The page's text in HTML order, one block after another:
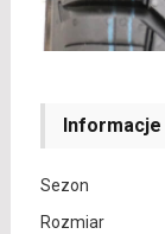
Informacje
Sezon
Rozmiar